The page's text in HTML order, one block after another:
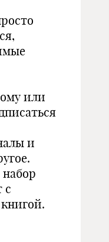
или
и
с